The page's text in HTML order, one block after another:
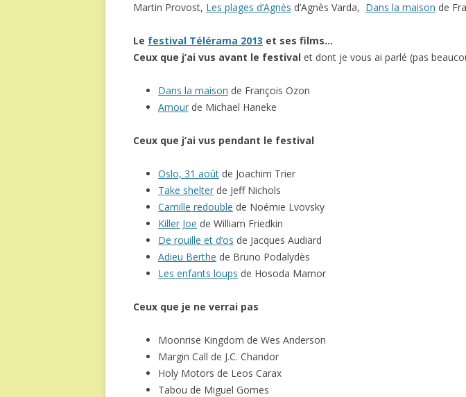
Martin Provost, Les plages d’Agnès d’Agnès Varda, Dans la maison de
Le festival Télérama 2013 et ses films…
Ceux que j’ai vus avant le festival et dont je vous ai parlé (pas
Dans la maison de François Ozon
Amour de Michael Haneke
Ceux que j’ai vus pendant le festival
Oslo, 31 août de Joachim Trier
Take shelter de Jeff Nichols
Camille redouble de Noémie Lvovsky
Killer Joe de William Friedkin
De rouille et d’os de Jacques Audiard
Adieu Berthe de Bruno Podalydès
Les enfants loups de Hosoda Mamor
Ceux que je ne verrai pas
Moonrise Kingdom de Wes Anderson
Margin Call de J.C. Chandor
Holy Motors de Leos Carax
Tabou de Miguel Gomes